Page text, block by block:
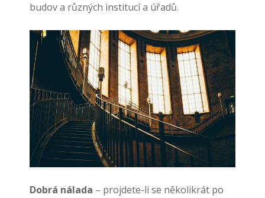
budov a různých institucí a úřadů.
Dobrá nálada – projdete-li se několikrát po